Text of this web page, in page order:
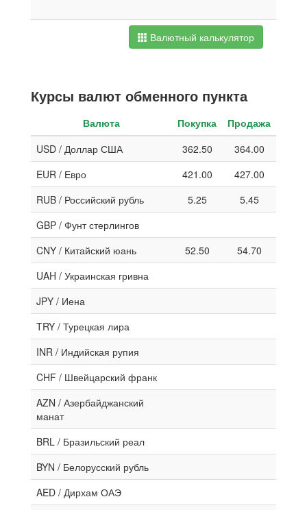
Валютный калькулятор
Курсы валют обменного пункта
Валюта Покупка
Продажа
USD / Доллар США
362.50
364.00
EUR / Евро
421.00
427.00
RUB / Российский рубль
5.25
5.45
GBP / Фунт стерлингов
CNY / Китайский юань
52.50
54.70
UAH / Украинская гривна
JPY / Иена
TRY / Турецкая лира
INR / Индийская рупия
CHF / Швейцарский франк
AZN / Азербайджанский
манат
BRL / Бразильский реал
BYN / Белорусский рубль
AED / Дирхам ОАЭ